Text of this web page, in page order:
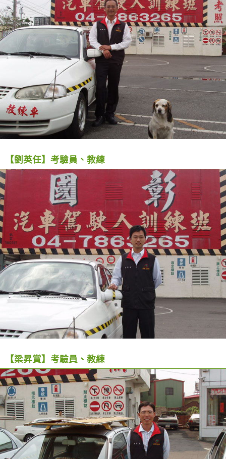
【劉英任】考驗員、教練
【梁昇賞】考驗員、教練